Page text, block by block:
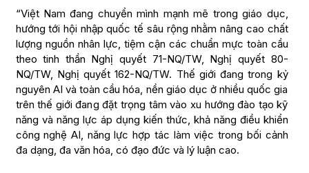
“Việt Nam đang chuyển mình mạnh mẽ trong giáo dục,
hướng tới hội nhập quốc tế sâu rộng nhằm nâng cao chất
lượng nguồn nhân lực, tiệm cận các chuẩn mực toàn cầu
theo tinh thần Nghị quyết 71-NQ/TW, Nghị quyết 80-
NQ/TW, Nghị quyết 162-NQ/TW. Thế giới đang trong kỷ
nguyên AI và toàn cầu hóa, nền giáo dục ở nhiều quốc gia
trên thế giới đang đặt trọng tâm vào xu hướng đào tạo kỹ
năng và năng lực áp dụng kiến thức, khả năng điều khiển
công nghệ AI, năng lực hợp tác làm việc trong bối cảnh
đa dạng, đa văn hóa, có đạo đức và lý luận cao.